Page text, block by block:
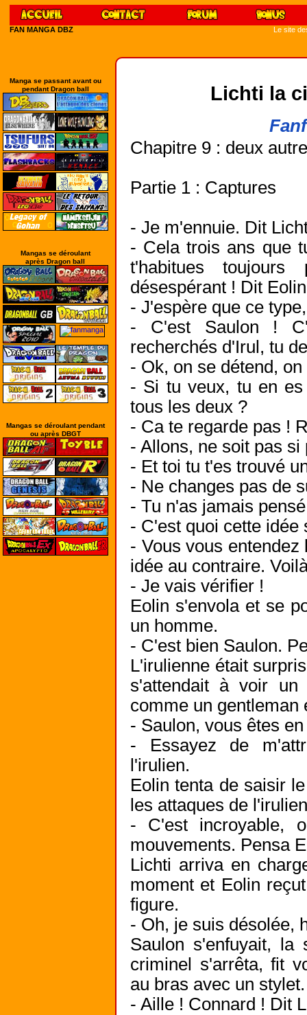
FAN MANGA DBZ Le site
Manga se passant avant ou
pendant Dragon ball
Mangas se déroulant
après Dragon ball
Mangas se déroulant pendant
ou après DBGT
Lichti la
Chapitre 9 : deux
Partie 1 : Captures
- Je m'ennuie. Dit
- Cela trois ans que
t'habitues
désespérant ! Dit
- J'espère que ce
- C'est Saulon !
recherchés d'Irul, tu
- Ok, on se détend,
- Si tu veux, tu en
tous les deux ?
- Ca te regarde pas !
- Allons, ne soit pas si
- Et toi tu t'es trouvé
- Ne changes pas de
- Tu n'as jamais
- C'est quoi cette idée
- Vous vous
idée au contraire.
- Je vais vérifier !
Eolin s'envola et se
un homme.
- C'est bien Saulon.
L'irulienne était
s'attendait à voir un
comme un gentleman
- Saulon, vous êtes
- Essayez de
l'irulien.
Eolin tenta de saisir
les attaques de
- C'est incroyable,
mouvements. Pensa
Lichti arriva en
moment et Eolin
figure.
- Oh, je suis désolée,
Saulon s'enfuyait, la
criminel s'arrêta, fit
au bras avec un stylet.
- Aille ! Connard ! Dit